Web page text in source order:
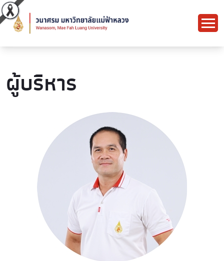
ผู้บริหาร